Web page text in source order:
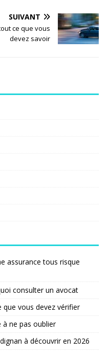
SUIVANT
ce que vous
devez savoir
assurance tous risque
consulter un avocat
que vous devez vérifier
ne pas oublier
à découvrir en 2026